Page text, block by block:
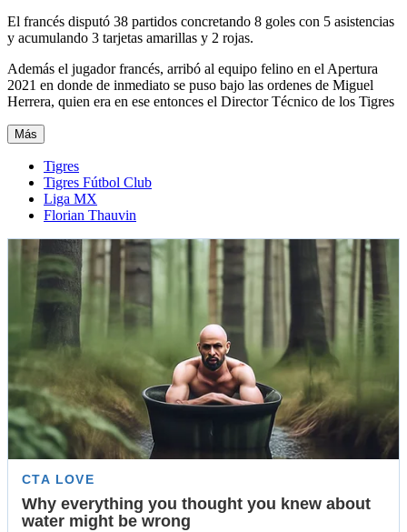
El francés disputó 38 partidos concretando 8 goles con 5 asistencias
y acumulando 3 tarjetas amarillas y 2 rojas.
Además el jugador francés, arribó al equipo felino en el Apertura
2021 en donde de inmediato se puso bajo las ordenes de Miguel
Herrera, quien era en ese entonces el Director Técnico de los Tigres
Más
Tigres
Tigres Fútbol Club
Liga MX
Florian Thauvin